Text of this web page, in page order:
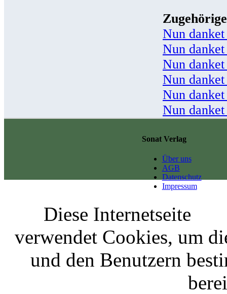
Nun
Nun
Nun
Nun
Nun
Nun
Sonat Verlag
Über uns
AGB
Datenschutz
Impressum
Diese Internetseite
verwendet Cookies, um
und den Benutzern